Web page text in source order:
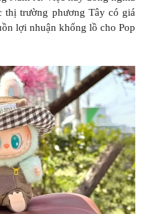
thị trường phương Tây có giá
lợi nhuận khổng lồ cho Pop